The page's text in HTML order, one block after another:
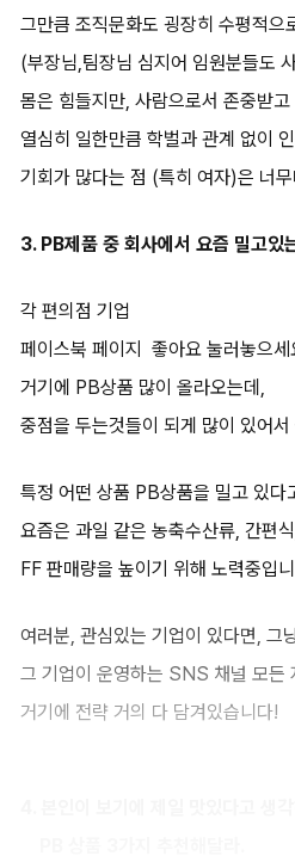
그만큼 조직문화도 굉장히 수평적으
(부장님,팀장님 심지어 임원분들도
몸은 힘들지만, 사람으로서 존중받고
열심히 일한만큼 학벌과 관계 없이
기회가 많다는 점 (특히 여자)은 너
3. PB제품 중 회사에서 요즘 밀고있
각 편의점 기업
페이스북 페이지 좋아요 눌러놓으세
거기에 PB상품 많이 올라오는데,
중점을 두는것들이 되게 많이 있어
특정 어떤 상품 PB상품을 밀고 있다
요즘은 과일 같은 농축수산류, 간편
FF 판매량을 높이기 위해 노력중입
여러분, 관심있는 기업이 있다면, 그
그 기업이 운영하는 SNS 채널 모든
거기에 전략 거의 다 담겨있습니다!